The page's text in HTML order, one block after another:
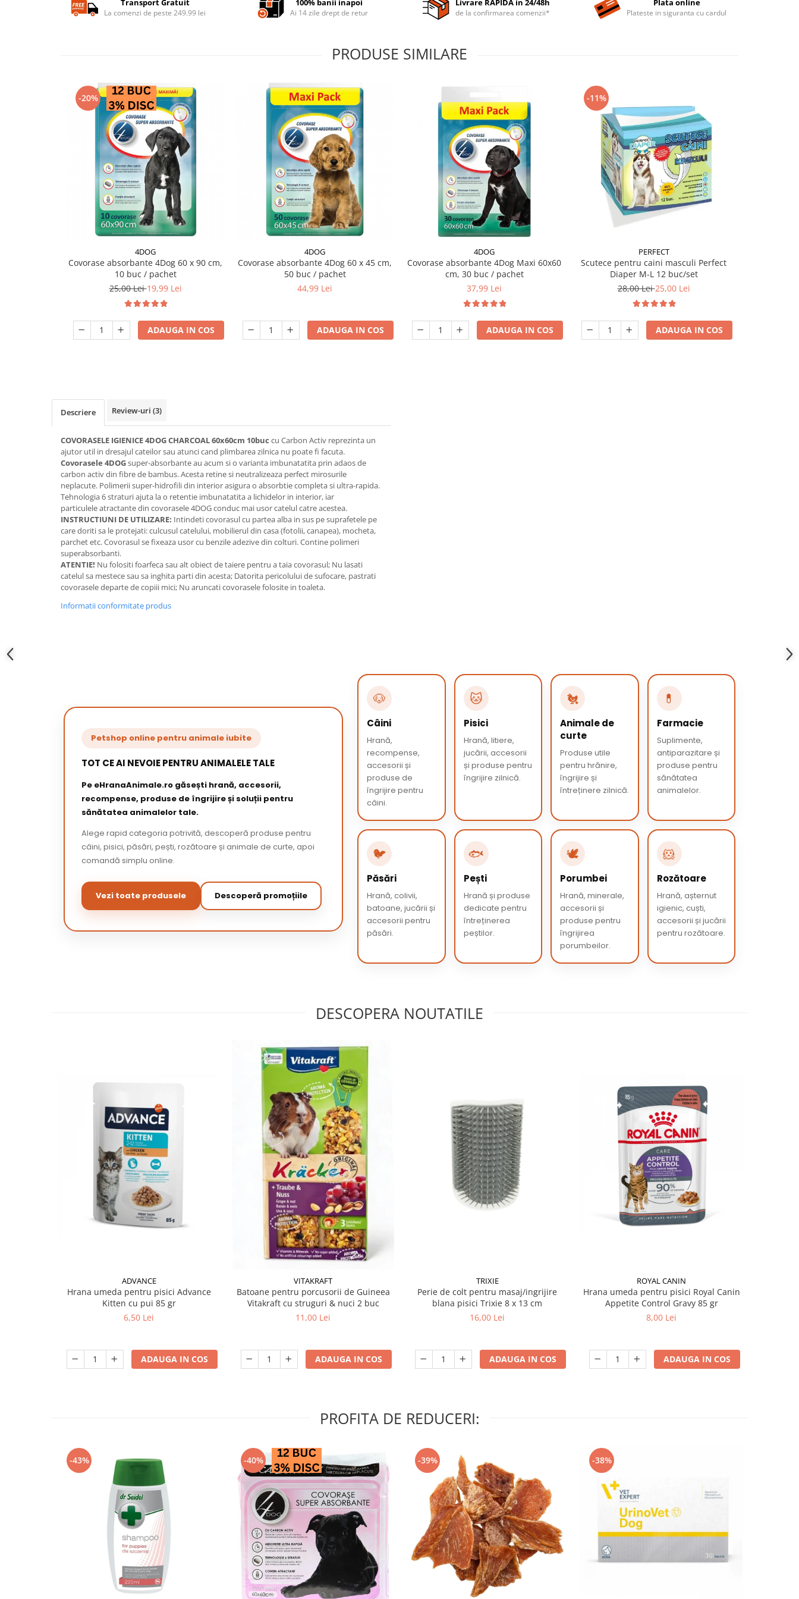
Transport Gratuit
La comenzi de peste 249.99 lei
100% banii inapoi
Ai 14 zile drept de retur
Livrare RAPIDA in 24/48h
de la confirmarea comenzii*
Plata online
Plateste in siguranta cu cardul
PRODUSE SIMILARE
-20%
4DOG
Covorase absorbante 4Dog 60 x 90 cm,
10 buc / pachet
25,00 Lei19,99 Lei
ADAUGA IN COS
4DOG
Covorase absorbante 4Dog 60 x 45 cm,
50 buc / pachet
44,99 Lei
ADAUGA IN COS
4DOG
Covorase absorbante 4Dog Maxi 60x60
cm, 30 buc / pachet
37,99 Lei
ADAUGA IN COS
-11%
PERFECT
Scutece pentru caini masculi Perfect
Diaper M-L 12 buc/set
28,00 Lei25,00 Lei
ADAUGA IN COS
Descriere Review-uri (3)
COVORASELE IGIENICE 4DOG CHARCOAL 60x60cm 10buc cu Carbon Activ reprezinta un
ajutor util in dresajul cateilor sau atunci cand plimbarea zilnica nu poate fi facuta.
Covorasele 4DOGsuper-absorbante au acum si o varianta imbunatatita prin adaos de
carbon activ din fibre de bambus. Acesta retine si neutralizeaza perfect mirosurile
neplacute. Polimerii super-hidrofili din interior asigura o absorbtie completa si ultra-rapida.
Tehnologia 6 straturi ajuta la o retentie imbunatatita a lichidelor in interior, iar
particulele atractante din covorasele 4DOG conduc mai usor catelul catre acestea.
INSTRUCTIUNI DE UTILIZARE: Intindeti covorasul cu partea alba in sus pe suprafetele pe
care doriti sa le protejati: culcusul catelului, mobilierul din casa (fotolii, canapea), mocheta,
parchet etc. Covorasul se fixeaza usor cu benzile adezive din colturi. Contine polimeri
superabsorbanti.
ATENTIE! Nu folositi foarfeca sau alt obiect de taiere pentru a taia covorasul; Nu lasati
catelul sa mestece sau sa inghita parti din acesta; Datorita pericolului de sufocare, pastrati
covorasele departe de copiii mici; Nu aruncati covorasele folosite in toaleta.
Informatii conformitate produs
Petshop online pentru animale iubite
TOT CE AI NEVOIE PENTRU ANIMALELE TALE
Pe eHranaAnimale.ro găsești hrană, accesorii,
recompense, produse de îngrijire și soluții pentru
sănătatea animalelor tale.
Alege rapid categoria potrivită, descoperă produse pentru
câini, pisici, păsări, pești, rozătoare și animale de curte, apoi
comandă simplu online.
Vezi toate produsele Descoperă promoțiile
🐶
Câini
Hrană,
recompense,
accesorii și
produse de
îngrijire pentru
câini.
🐱
Pisici
Hrană, litiere,
jucării, accesorii
și produse pentru
îngrijire zilnică.
🐔
Animale de
curte
Produse utile
pentru hrănire,
îngrijire și
întreținere zilnică.
💊
Farmacie
Suplimente,
antiparazitare și
produse pentru
sănătatea
animalelor.
🐦
Păsări
Hrană, colivii,
batoane, jucării și
accesorii pentru
păsări.
🐟
Pești
Hrană și produse
dedicate pentru
întreținerea
peștilor.
🕊️
Porumbei
Hrană, minerale,
accesorii și
produse pentru
îngrijirea
porumbeilor.
🐹
Rozătoare
Hrană, așternut
igienic, cuști,
accesorii și jucării
pentru rozătoare.
DESCOPERA NOUTATILE
ADVANCE
Hrana umeda pentru pisici Advance
Kitten cu pui 85 gr
6,50 Lei
ADAUGA IN COS
VITAKRAFT
Batoane pentru porcusorii de Guineea
Vitakraft cu struguri & nuci 2 buc
11,00 Lei
ADAUGA IN COS
TRIXIE
Perie de colt pentru masaj/ingrijire
blana pisici Trixie 8 x 13 cm
16,00 Lei
ADAUGA IN COS
ROYAL CANIN
Hrana umeda pentru pisici Royal Canin
Appetite Control Gravy 85 gr
8,00 Lei
ADAUGA IN COS
PROFITA DE REDUCERI:
-43% -40% -39% -38%